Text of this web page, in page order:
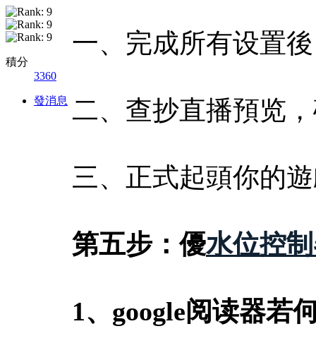
積分
3360
發消息
一、完成所有设置
二、查抄直播預览
三、正式起頭你的
第五步：優水位控
1、 google阅读器若